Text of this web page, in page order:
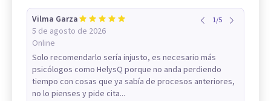
Vilma Garza
5 de agosto de 2026
Online
1/5
Solo recomendarlo sería injusto, es necesario más
psicólogos como HelysQ porque no anda perdiendo
tiempo con cosas que ya sabía de procesos anteriores,
no lo pienses y pide cita...